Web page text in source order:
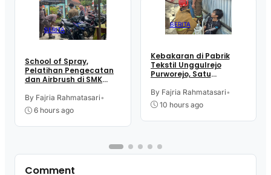
BERITA
School of Spray,
Pelatihan Pengecatan
dan Airbrush di SMK
Kutoarjo
By Fajria Rahmatasari•
6 hours ago
BERITA
Kebakaran di Pabrik
Tekstil Unggulrejo
Purworejo, Satu
Tulang, Petugas
Damkar Sesak Nafas
By Fajria Rahmatasari•
10 hours ago
Comment